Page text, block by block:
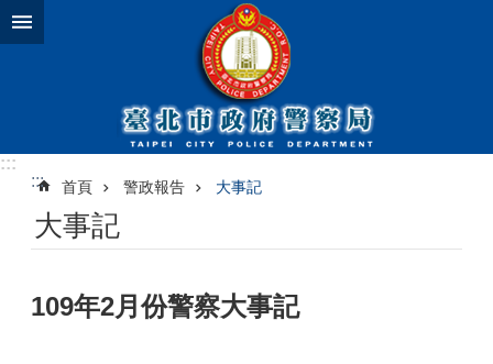
跳到主要內容區塊
:::
:::
首頁 警政報告 大事記
大事記
109年2月份警察大事記